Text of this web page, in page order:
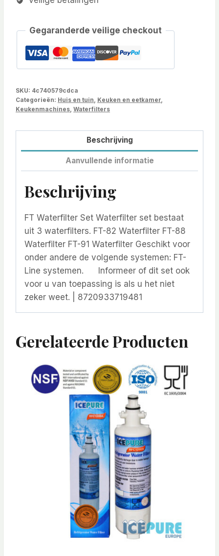
Gegaranderde veilige checkout
SKU: 4c740579cdca
Categorieën: Huis en tuin Keuken en eetkamer
Keukenmachines Waterfilters
Beschrijving
Aanvullende informatie
Beschrijving
FT Waterfilter Set Waterfilter set bestaat
uit 3 waterfilters. FT-82 Waterfilter FT-88
Waterfilter FT-91 Waterfilter Geschikt voor
onder andere de volgende systemen: FT-
Line systemen. Informeer of dit set ook
voor u van toepassing is als u het niet
zeker weet. | 8720933719481
Gerelateerde Producten